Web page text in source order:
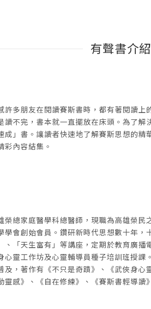
有聲書介紹
許多朋友在閱讀賽斯書時，都有著閱讀
不完，書本就一直擺放在床頭。為了解
成」書。讓讀者快速地了解賽斯思想的
彩內容結集。
榮總家庭醫學科總醫師，現職為高雄榮
學會創始會員。鑽研新時代思想數十年
、「天生富有」等講座，定期於教育廣
靈工作坊及心靈輔導員種子培訓班授課。
及，著作有《不只是奇蹟》、《武俠身
感》、《自在修練》、《賽斯書輕導讀